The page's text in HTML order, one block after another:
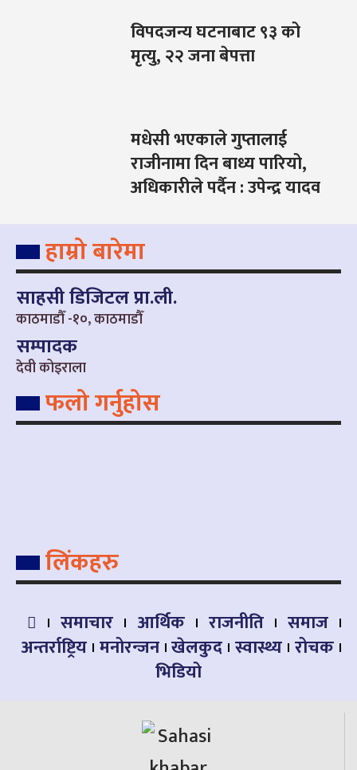
विपदजन्य घटनाबाट ९३ को
मृत्यु, २२ जना बेपत्ता
मधेसी भएकाले गुप्तालाई
राजीनामा दिन बाध्य पारियो,
अधिकारीले पर्दैन : उपेन्द्र यादव
हाम्रो बारेमा
साहसी डिजिटल प्रा.ली.
काठमाडौँ -१०, काठमाडौँ
सम्पादक
देवी कोइराला
फलो गर्नुहोस
लिंकहरु
समाचार आर्थिक राजनीति
समाज
अन्तर्राष्ट्रिय मनोरन्जन खेलकुद स्वास्थ्य रोचक
भिडियो